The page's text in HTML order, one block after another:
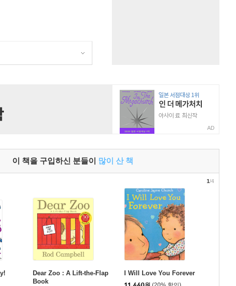
AD
이 책을 구입하신 분들이 많이 산 책
Dear Zoo : A Lift-the-Flap
Book
I Will Love You Forever
1/4